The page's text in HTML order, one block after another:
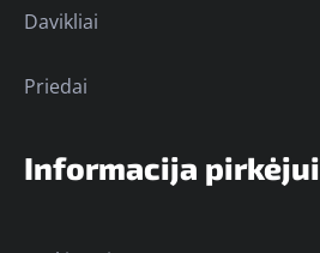
Davikliai
Priedai
Informacija pirkėjui